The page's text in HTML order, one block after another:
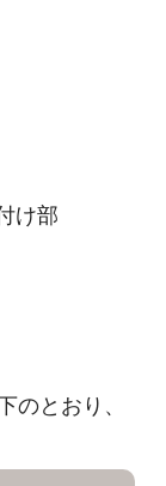
け部
のとおり、